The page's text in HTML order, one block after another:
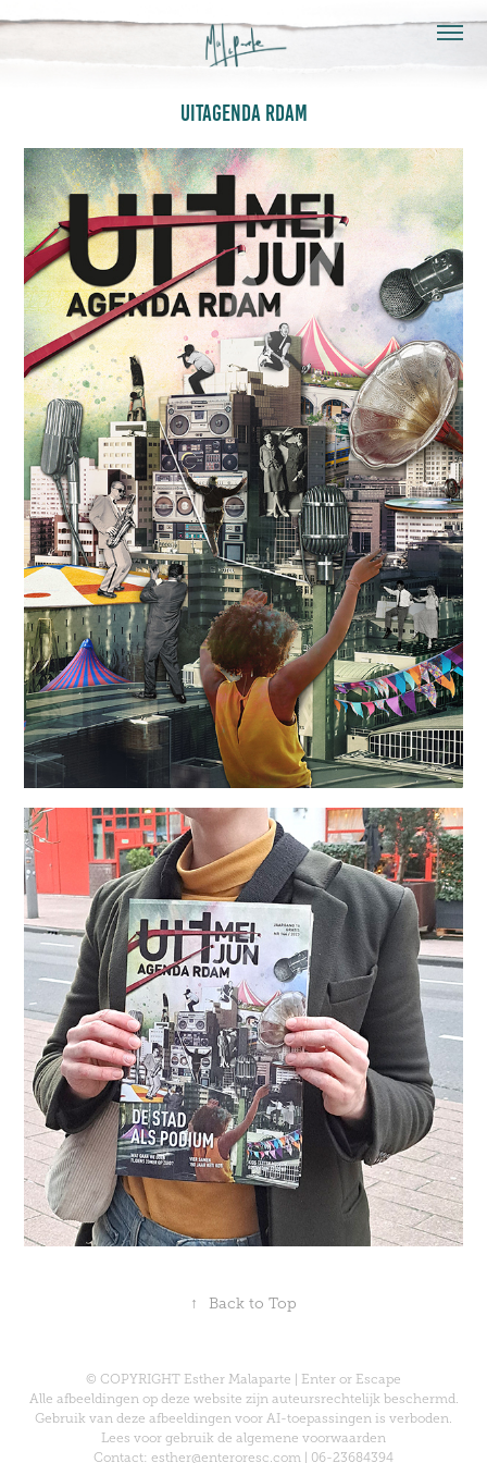
UITAGENDA RDAM
↑ Back to Top
© COPYRIGHT Esther Malaparte | Enter or Escape
Alle afbeeldingen op deze website zijn auteursrechtelijk beschermd.
Gebruik van deze afbeeldingen voor AI-toepassingen is verboden.
Lees voor gebruik de algemene voorwaarden
Contact: esther@enteroresc.com | 06-23684394